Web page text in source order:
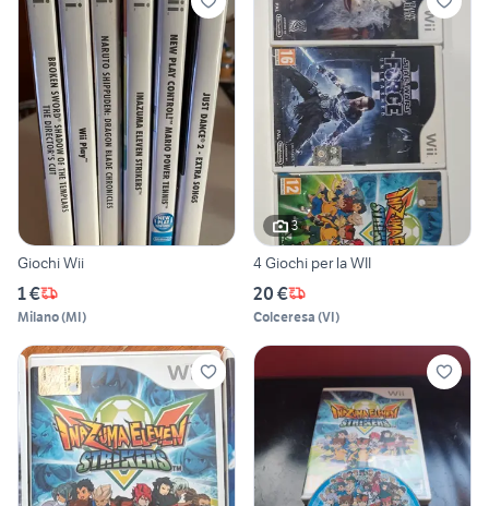
Giochi Wii
1 €
Milano(MI)
3
4 Giochi per la WII
20 €
Colceresa (VI)